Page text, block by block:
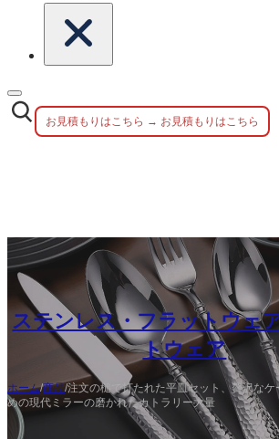
お見積もりはこちら → お見積もりはこちら
ステンレス・フラットウェ
トウェア
ホーム/商品/注文の槌で打たれた平皿セット、贅沢なケ
めの現代ミラーの磨かれたカトラリー大量